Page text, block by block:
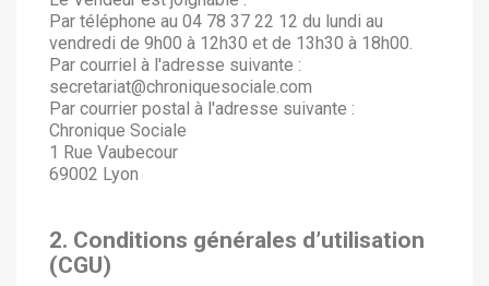
Par téléphone au 04 78 37 22 12 du lundi au
vendredi de 9h00 à 12h30 et de 13h30 à 18h00.
Par courriel à l'adresse suivante :
secretariat@chroniquesociale.com
Par courrier postal à l'adresse suivante :
Chronique Sociale
1 Rue Vaubecour
69002 Lyon
2. Conditions générales d’utilisation
(CGU)